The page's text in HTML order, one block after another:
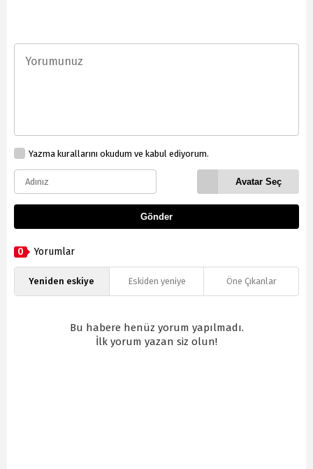
Yazma kurallarını okudum ve kabul ediyorum.
Avatar Seç
Gönder
0 Yorumlar
Yeniden eskiye Eskiden yeniye Öne Çıkanlar
Bu habere henüz yorum yapılmadı.
İlk yorum yazan siz olun!